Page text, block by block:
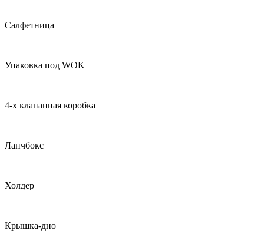
Салфетница
Упаковка под WOK
4-х клапанная коробка
Ланчбокс
Холдер
Крышка-дно